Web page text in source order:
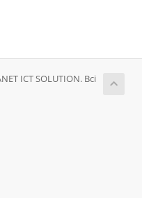
ICT SOLUTION. Всі